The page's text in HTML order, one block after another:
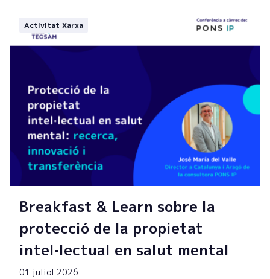
Activitat Xarxa
Breakfast & Learn sobre la
protecció de la propietat
intel·lectual en salut mental
01 juliol 2026